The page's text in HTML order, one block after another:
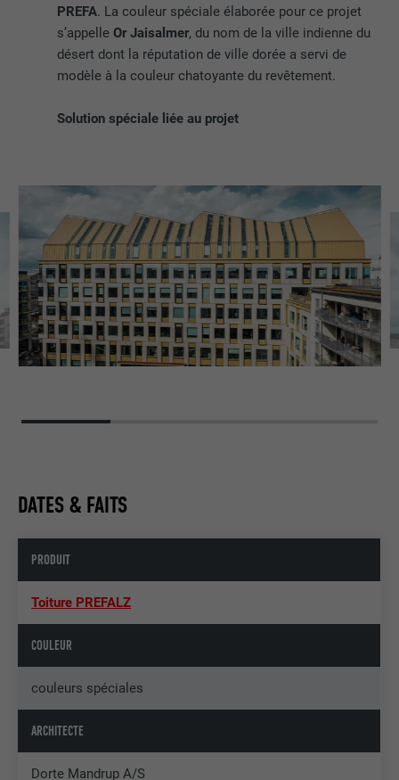
PREFA. La couleur spéciale élaborée pour ce projet
s’appelle Or Jaisalmer, du nom de la ville indienne du
désert dont la réputation de ville dorée a servi de
modèle à la couleur chatoyante du revêtement.
Solution spéciale liée au projet
DATES & FAITS
PRODUIT
Toiture PREFALZ
COULEUR
couleurs spéciales
ARCHITECTE
Dorte Mandrup A/S